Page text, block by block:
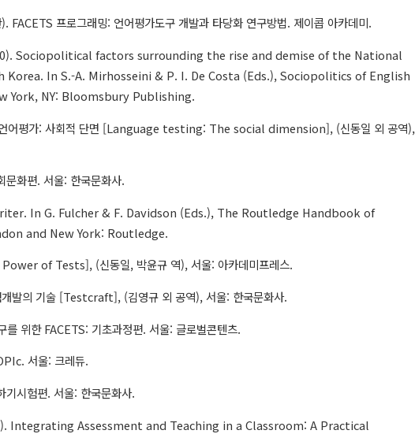
FACETS 프로그래밍: 언어평가도구 개발과 타당화 연구방법. 제이콥 아카데미.
Sociopolitical factors surrounding the rise and demise of the National
In S.-A. Mirhosseini & P. I. De Costa (Eds.), Sociopolitics of English
York, NY: Bloomsbury Publishing.
평가: 사회적 단면 [Language testing: The social dimension], (신동일 외 공역),
화편. 서울: 한국문화사.
In G. Fulcher & F. Davidson (Eds.), The Routledge Handbook of
and New York: Routledge.
of Tests], (신동일, 박윤규 역), 서울: 아카데미프레스.
의 기술 [Testcraft], (김영규 외 공역), 서울: 한국문화사.
위한 FACETS: 기초과정편. 서울: 글로벌콘텐츠.
서울: 크레듀.
시험편. 서울: 한국문화사.
Integrating Assessment and Teaching in a Classroom: A Practical